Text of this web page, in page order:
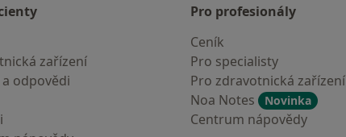
zařízení
odpovědi
Pro profesionály
Ceník
Pro specialisty
Pro zdravotnická zařízení
Noa Notes
Novinka
Centrum nápovědy